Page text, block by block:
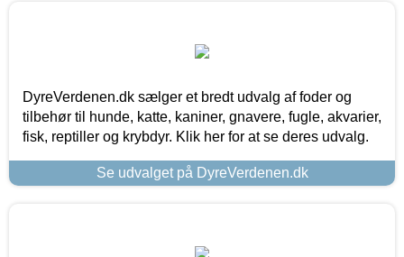
DyreVerdenen.dk sælger et bredt udvalg af foder og
tilbehør til hunde, katte, kaniner, gnavere, fugle, akvarier,
fisk, reptiller og krybdyr. Klik her for at se deres udvalg.
Se udvalget på DyreVerdenen.dk